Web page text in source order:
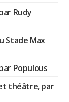
Rudy
Stade Max
Populous
théâtre, par